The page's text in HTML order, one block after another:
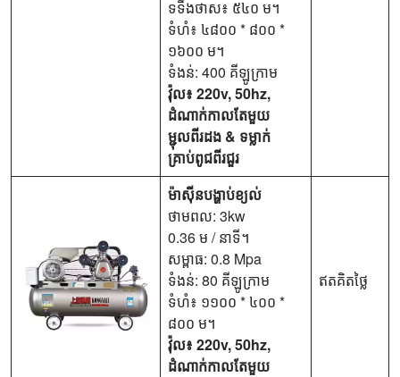
ទទឹងថាស៖ ៥៤០ ម។
ទំហំ៖ ៤៨០០ * ៨០០ *
១៦០០ ម។
ទំងន់: 400 គីឡូក្រាម
វ៉ុល៖ 220v, 50hz,
ដំណាក់កាលតែមួយ
ម្ជុលពីរដង & ទម្លាក់
គ្រាប់ពូជពីរជួរ
ម៉ាស៊ីនបង្ហាប់ខ្យល់
ថាមពល: 3kw
0.36 ម / នាទី។
សម្ពាធ: 0.8 Mpa
ទំងន់: 80 គីឡូក្រាម
ទំហំ៖ ១១០០ * ៤០០ *
៨០០ ម។
វ៉ុល៖ 220v, 50hz,
ដំណាក់កាលតែមួយ
ឥតគិតថ្លៃ